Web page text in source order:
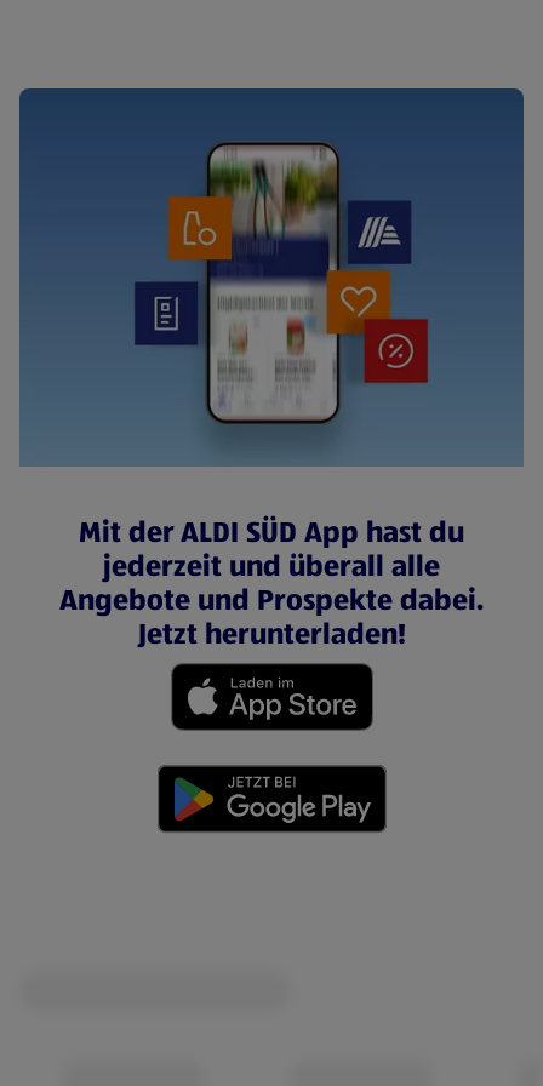
Mit der ALDI SÜD App hast du
jederzeit und überall alle
Angebote und Prospekte dabei.
Jetzt herunterladen!